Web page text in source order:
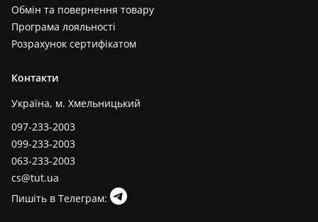
Обмін та повернення товару
Програма лояльності
Розрахунок сертифікатом
Контакти
Україна, м. Хмельницький
097-233-2003
099-233-2003
063-233-2003
cs@tut.ua
Пишіть в Телеграм: